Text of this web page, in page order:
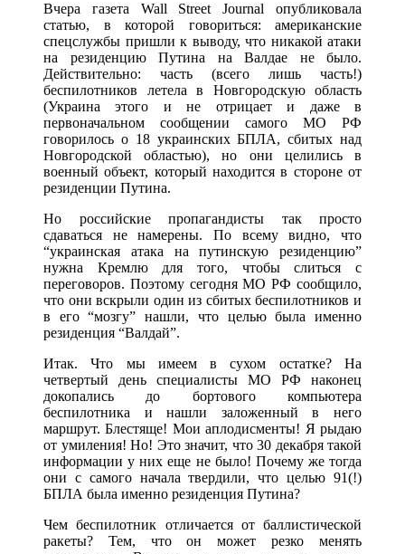
Вчера газета Wall Street Journal опубликовала
статью, в которой говориться: американские
спецслужбы пришли к выводу, что никакой атаки
на резиденцию Путина на Валдае не было.
Действительно: часть (всего лишь часть!)
беспилотников летела в Новгородскую область
(Украина этого и не отрицает и даже в
первоначальном сообщении самого МО РФ
говорилось о 18 украинских БПЛА, сбитых над
Новгородской областью), но они целились в
военный объект, который находится в стороне от
резиденции Путина.
Но российские пропагандисты так просто
сдаваться не намерены. По всему видно, что
“украинская атака на путинскую резиденцию”
нужна Кремлю для того, чтобы слиться с
переговоров. Поэтому сегодня МО РФ сообщило,
что они вскрыли один из сбитых беспилотников и
в его “мозгу” нашли, что целью была именно
резиденция “Валдай”.
Итак. Что мы имеем в сухом остатке? На
четвертый день специалисты МО РФ наконец
докопались до бортового компьютера
беспилотника и нашли заложенный в него
маршрут. Блестяще! Мои аплодисменты! Я рыдаю
от умиления! Но! Это значит, что 30 декабря такой
информации у них еще не было! Почему же тогда
они с самого начала твердили, что целью 91(!)
БПЛА была именно резиденция Путина?
Чем беспилотник отличается от баллистической
ракеты? Тем, что он может резко менять